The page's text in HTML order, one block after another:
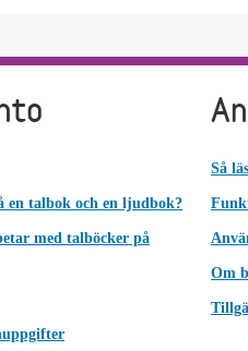
en talbok och en ljudbok?
med talböcker på
Så
Om